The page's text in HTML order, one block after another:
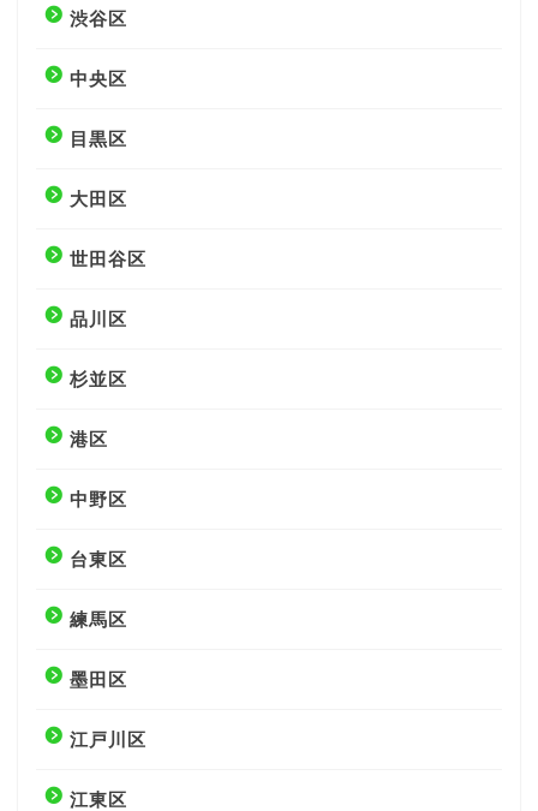
渋谷区
中央区
目黒区
大田区
世田谷区
品川区
杉並区
港区
中野区
台東区
練馬区
墨田区
江戸川区
江東区